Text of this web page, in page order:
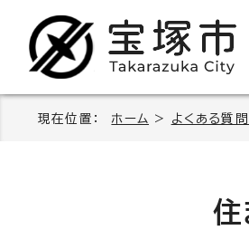
現在位置： ホーム > よくある質
住